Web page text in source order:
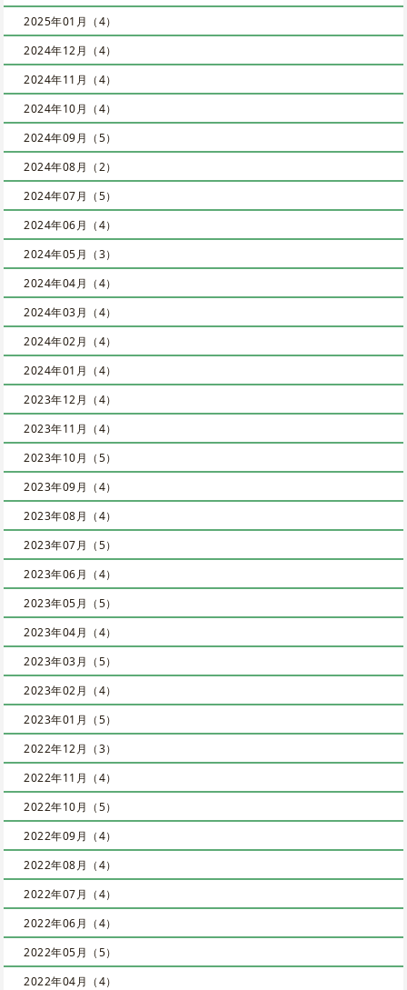
2025年01月（4）
2024年12月（4）
2024年11月（4）
2024年10月（4）
2024年09月（5）
2024年08月（2）
2024年07月（5）
2024年06月（4）
2024年05月（3）
2024年04月（4）
2024年03月（4）
2024年02月（4）
2024年01月（4）
2023年12月（4）
2023年11月（4）
2023年10月（5）
2023年09月（4）
2023年08月（4）
2023年07月（5）
2023年06月（4）
2023年05月（5）
2023年04月（4）
2023年03月（5）
2023年02月（4）
2023年01月（5）
2022年12月（3）
2022年11月（4）
2022年10月（5）
2022年09月（4）
2022年08月（4）
2022年07月（4）
2022年06月（4）
2022年05月（5）
2022年04月（4）